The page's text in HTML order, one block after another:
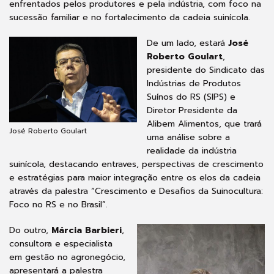
enfrentados pelos produtores e pela indústria, com foco na
sucessão familiar e no fortalecimento da cadeia suinícola.
José Roberto Goulart
De um lado, estará José
Roberto Goulart,
presidente do Sindicato das
Indústrias de Produtos
Suínos do RS (SIPS) e
Diretor Presidente da
Alibem Alimentos, que trará
uma análise sobre a
realidade da indústria
suinícola, destacando entraves, perspectivas de crescimento
e estratégias para maior integração entre os elos da cadeia
através da palestra “Crescimento e Desafios da Suinocultura:
Foco no RS e no Brasil”.
Do outro, Márcia Barbieri,
consultora e especialista
em gestão no agronegócio,
apresentará a palestra